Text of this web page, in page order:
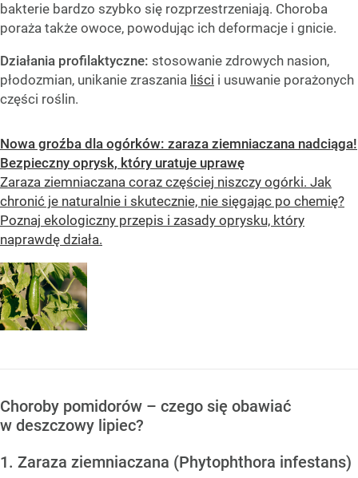
bakterie bardzo szybko się rozprzestrzeniają. Choroba
poraża także owoce, powodując ich deformacje i gnicie.
Działania profilaktyczne: stosowanie zdrowych nasion,
płodozmian, unikanie zraszania liści i usuwanie porażonych
części roślin.
Nowa groźba dla ogórków: zaraza ziemniaczana nadciąga!
Bezpieczny oprysk, który uratuje uprawę
Zaraza ziemniaczana coraz częściej niszczy ogórki. Jak
chronić je naturalnie i skutecznie, nie sięgając po chemię?
Poznaj ekologiczny przepis i zasady oprysku, który
naprawdę działa.
Choroby pomidorów – czego się obawiać
w deszczowy lipiec?
1. Zaraza ziemniaczana (Phytophthora infestans)